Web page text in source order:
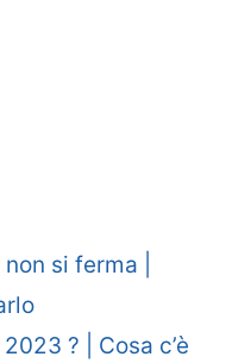
si ferma |
? | Cosa c’è